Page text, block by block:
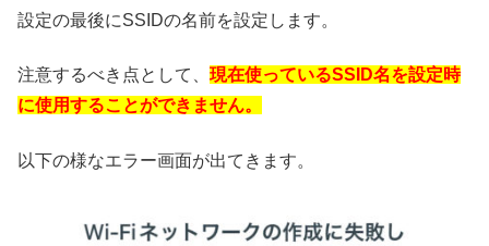
設定の最後にSSIDの名前を設定します。
注意するべき点として、 現在使っているSSID名を設定時
に使用することができません。
以下の様なエラー画面が出てきます。